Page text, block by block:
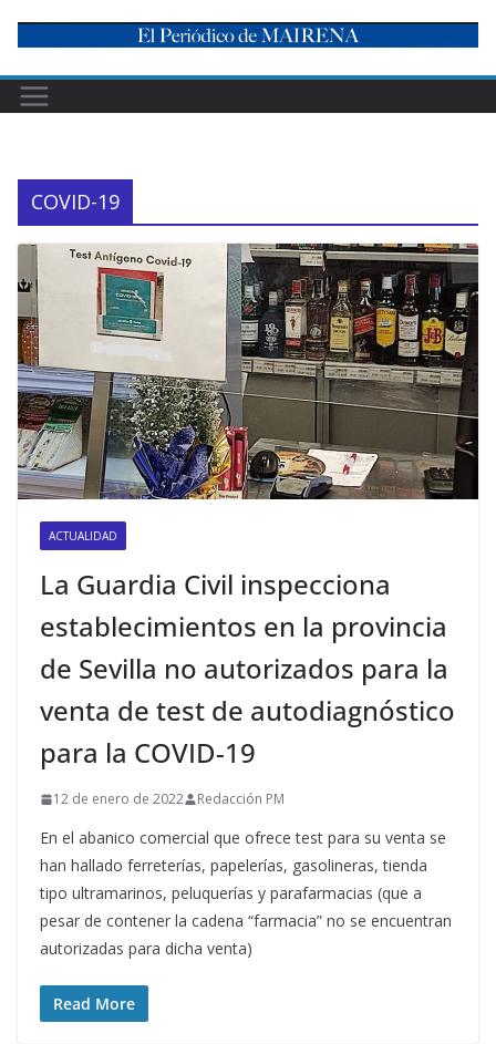
content
COVID-19
ACTUALIDAD
La Guardia Civil inspecciona
establecimientos en la provincia
de Sevilla no autorizados para la
venta de test de autodiagnóstico
para la COVID-19
12 de enero de 2022 Redacción PM
En el abanico comercial que ofrece test para su venta se
han hallado ferreterías, papelerías, gasolineras, tienda
tipo ultramarinos, peluquerías y parafarmacias (que a
pesar de contener la cadena “farmacia” no se encuentran
autorizadas para dicha venta)
Read More